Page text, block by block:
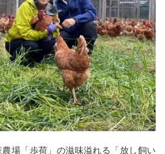
場「歩荷」の滋味溢れる「放し飼い